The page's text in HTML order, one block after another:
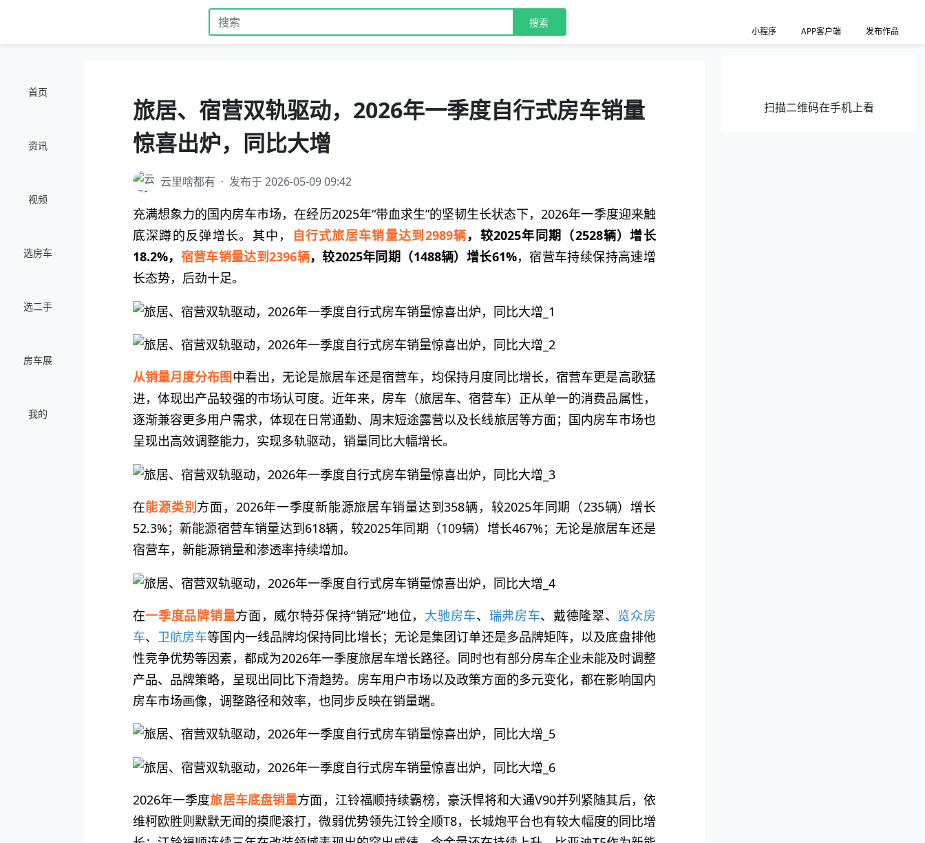
搜索
小程序 APP客户端 发布作品
首页
资讯
视频
选房车
选二手
房车展
我的
旅居、宿营双轨驱动，2026年一季度自行式房车销量
惊喜出炉，同比大增
云里啥都有 · 发布于 2026-05-09 09:42
充满想象力的国内房车市场，在经历2025年“带血求生”的坚韧生长状态下，2026年一季度迎来触
底深蹲的反弹增长。其中，
自行式旅居车销量达到2989辆，较2025年同期（2528辆）增长
18.2%， 宿营车销量达到2396辆，较2025年同期（1488辆）增长61%，宿营车持续保持高速增
长态势，后劲十足。
从销量月度分布图中看出，无论是旅居车还是宿营车，均保持月度同比增长，宿营车更是高歌猛
进，体现出产品较强的市场认可度。近年来，房车（旅居车、宿营车）正从单一的消费品属性，
逐渐兼容更多用户需求，体现在日常通勤、周末短途露营以及长线旅居等方面；国内房车市场也
呈现出高效调整能力，实现多轨驱动，销量同比大幅增长。
在能源类别 方面，2026年一季度新能源旅居车销量达到358辆，较2025年同期（235辆）增长
52.3%；新能源宿营车销量达到618辆，较2025年同期（109辆）增长467%；无论是旅居车还是
宿营车，新能源销量和渗透率持续增加。
在一季度品牌销量方面，威尔特芬保持“销冠”地位， 大驰房车、 瑞弗房车、戴德隆翠、 览众房
车、 卫航房车等国内一线品牌均保持同比增长；无论是集团订单还是多品牌矩阵，以及底盘排他
性竞争优势等因素，都成为2026年一季度旅居车增长路径。同时也有部分房车企业未能及时调整
产品、品牌策略，呈现出同比下滑趋势。房车用户市场以及政策方面的多元变化，都在影响国内
房车市场画像，调整路径和效率，也同步反映在销量端。
2026年一季度旅居车底盘销量方面，江铃福顺持续霸榜，豪沃悍将和大通V90并列紧随其后，依
维柯欧胜则默默无闻的摸爬滚打，微弱优势领先江铃全顺T8，长城炮平台也有较大幅度的同比增
扫描二维码在手机上看